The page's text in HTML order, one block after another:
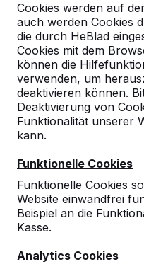
Cookies werden auf
auch werden Cookies
die durch HeBlad
Cookies mit dem
können die
verwenden, um
deaktivieren können.
Deaktivierung von
Funktionalität unserer
kann.
Funktionelle Cookies
Funktionelle Cookies
Website einwandfrei
Beispiel an die
Kasse.
Analytics Cookies
Deutschland
Geen reviews
locatie.